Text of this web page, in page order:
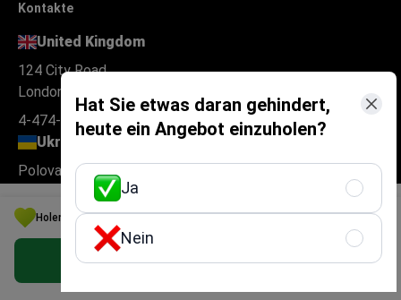
Holen Sie sich die beste Orthopädie Option für Ihr Budget in Polen
Kostenloses persönliches Angebot erhalten
Hat Sie etwas daran gehindert,
heute ein Angebot einzuholen?
Ja
Nein
Kontakte
United Kingdom
124 City Road
London EC1V 2NX
4-474-414-471-50
Ukraine
Polova Street 21
0-800-21-21-08
Turkey
Fatih Sultan Mehmet Mahallesi Poligon Caddesi, Buyaka 2